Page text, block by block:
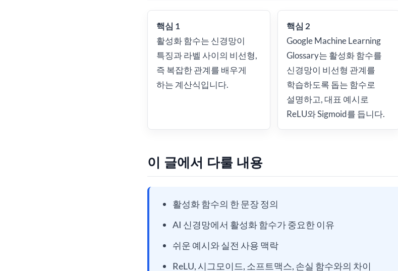
핵심 1
활성화 함수는 신경망이
특징과 라벨 사이의 비선형,
즉 복잡한 관계를 배우게
하는 계산식입니다.
핵심 2
Google Machine Learning
Glossary는 활성화 함수를
신경망이 비선형 관계를
학습하도록 돕는 함수로
설명하고, 대표 예시로
ReLU와 Sigmoid를 듭니다.
이 글에서 다룰 내용
활성화 함수의 한 문장 정의
AI 신경망에서 활성화 함수가 중요한 이유
쉬운 예시와 실전 사용 맥락
ReLU, 시그모이드, 소프트맥스, 손실 함수와의 차이